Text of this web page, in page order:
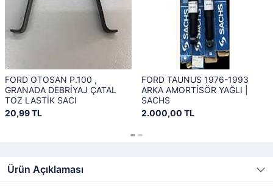
FORD OTOSAN P.100 ,
GRANADA DEBRİYAJ ÇATAL
TOZ LASTİK SACI
20,99 TL
FORD TAUNUS 1976-1993
ARKA AMORTİSÖR YAĞLI |
SACHS
2.000,00 TL
Ürün Açıklaması